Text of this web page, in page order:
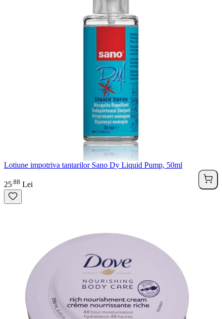
Lotiune impotriva tantarilor Sano Dy Liquid Pump, 50ml
25 88 Lei